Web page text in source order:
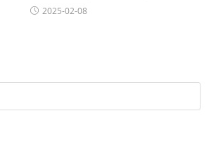
2025-02-08